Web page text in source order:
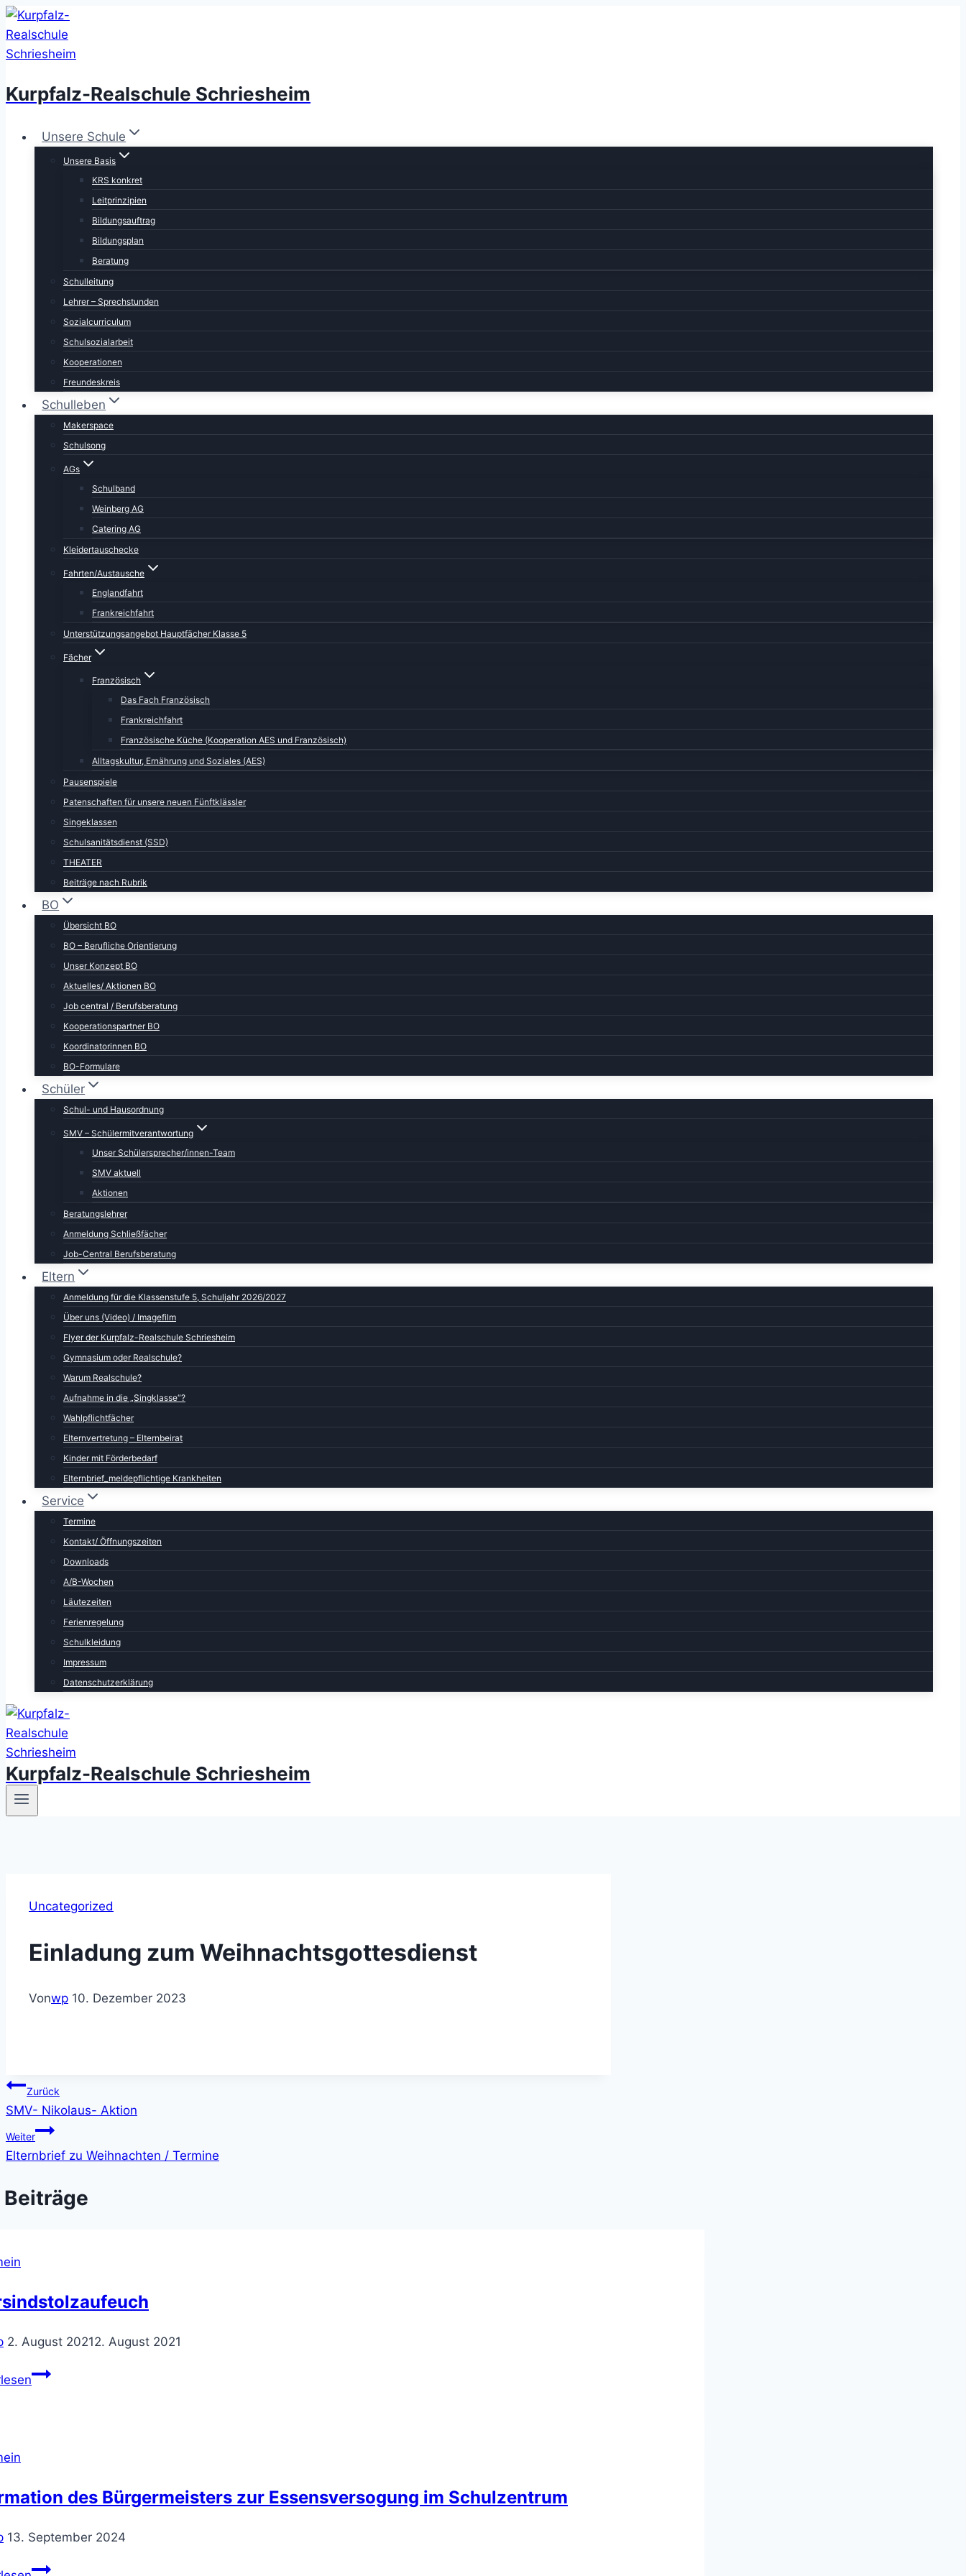
Zum
Inhalt
springen
Kurpfalz-Realschule Schriesheim
Unsere Schule
Unsere Basis
KRS konkret
Leitprinzipien
Bildungsauftrag
Bildungsplan
Beratung
Schulleitung
Lehrer – Sprechstunden
Sozialcurriculum
Schulsozialarbeit
Kooperationen
Freundeskreis
Schulleben
Makerspace
Schulsong
AGs
Schulband
Weinberg AG
Catering AG
Kleidertauschecke
Fahrten/Austausche
Englandfahrt
Frankreichfahrt
Unterstützungsangebot Hauptfächer Klasse 5
Fächer
Französisch
Das Fach Französisch
Frankreichfahrt
Französische Küche (Kooperation AES und Französisch)
Alltagskultur, Ernährung und Soziales (AES)
Pausenspiele
Patenschaften für unsere neuen Fünftklässler
Singeklassen
Schulsanitätsdienst (SSD)
THEATER
Beiträge nach Rubrik
BO
Übersicht BO
BO – Berufliche Orientierung
Unser Konzept BO
Aktuelles/ Aktionen BO
Job central / Berufsberatung
Kooperationspartner BO
Koordinatorinnen BO
BO-Formulare
Schüler
Schul- und Hausordnung
SMV – Schülermitverantwortung
Unser Schülersprecher/innen-Team
SMV aktuell
Aktionen
Beratungslehrer
Anmeldung Schließfächer
Job-Central Berufsberatung
Eltern
Anmeldung für die Klassenstufe 5, Schuljahr 2026/2027
Über uns (Video) / Imagefilm
Flyer der Kurpfalz-Realschule Schriesheim
Gymnasium oder Realschule?
Warum Realschule?
Aufnahme in die „Singklasse“?
Wahlpflichtfächer
Elternvertretung – Elternbeirat
Kinder mit Förderbedarf
Elternbrief_meldepflichtige Krankheiten
Service
Termine
Kontakt/ Öffnungszeiten
Downloads
A/B-Wochen
Läutezeiten
Ferienregelung
Schulkleidung
Impressum
Datenschutzerklärung
Kurpfalz-Realschule Schriesheim
Uncategorized
Einladung zum Weihnachtsgottesdienst
Vonwp 10. Dezember 2023
Beitragsnavigation
Zurück
SMV- Nikolaus- Aktion
Weiter
Elternbrief zu Weihnachten / Termine
2. August 20212. August 2021
#wirsindstolzaufeuch
des Bürgermeisters zur Essensversogung im Schulzentrum
13. September 2024
Information